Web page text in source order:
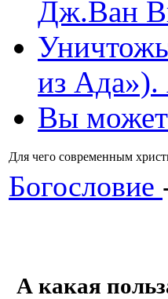
Дж.Ван
из
Вы
Для чего современным
Богословие
А какая